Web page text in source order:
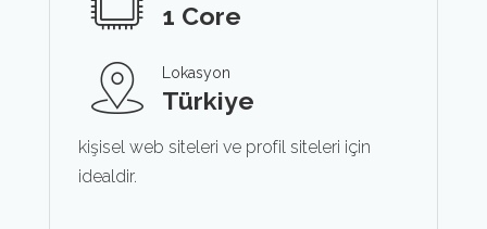
1 Core
Lokasyon
Türkiye
kişisel web siteleri ve profil siteleri için
idealdir.